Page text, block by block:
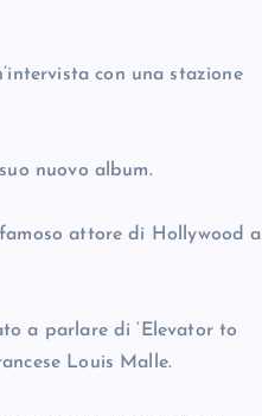
con una stazione
nuovo album.
attore di Hollywood a
a parlare di ‘Elevator to
Louis Malle.